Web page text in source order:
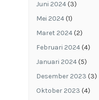
Juni 2024(3)
Mei 2024(1)
Maret 2024(2)
Februari 2024(4)
Januari 2024(5)
Desember 2023 (3)
Oktober 2023 (4)